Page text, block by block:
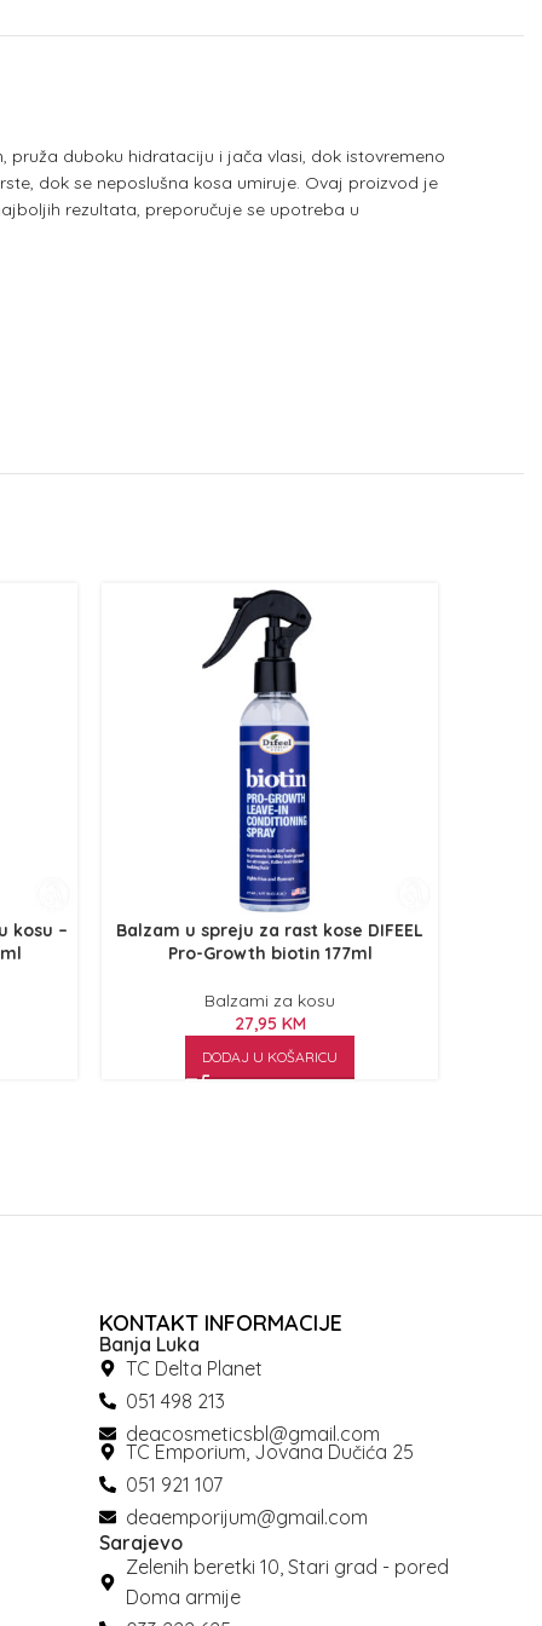
duboku hidrataciju i jača vlasi, dok istovremeno
dok se neposlušna kosa umiruje. Ovaj proizvod je
rezultata, preporučuje se upotreba u
kosu –
Balzam u spreju za rast kose DIFEEL
Pro-Growth biotin 177ml
Balzami za kosu
27,95 KM
DODAJ U KOŠARICU
KONTAKT INFORMACIJE
Banja Luka
TC Delta Planet
051 498 213
deacosmeticsbl@gmail.com
TC Emporium, Jovana Dučića 25
051 921 107
deaemporijum@gmail.com
Sarajevo
Zelenih beretki 10, Stari grad - pored
Doma armije